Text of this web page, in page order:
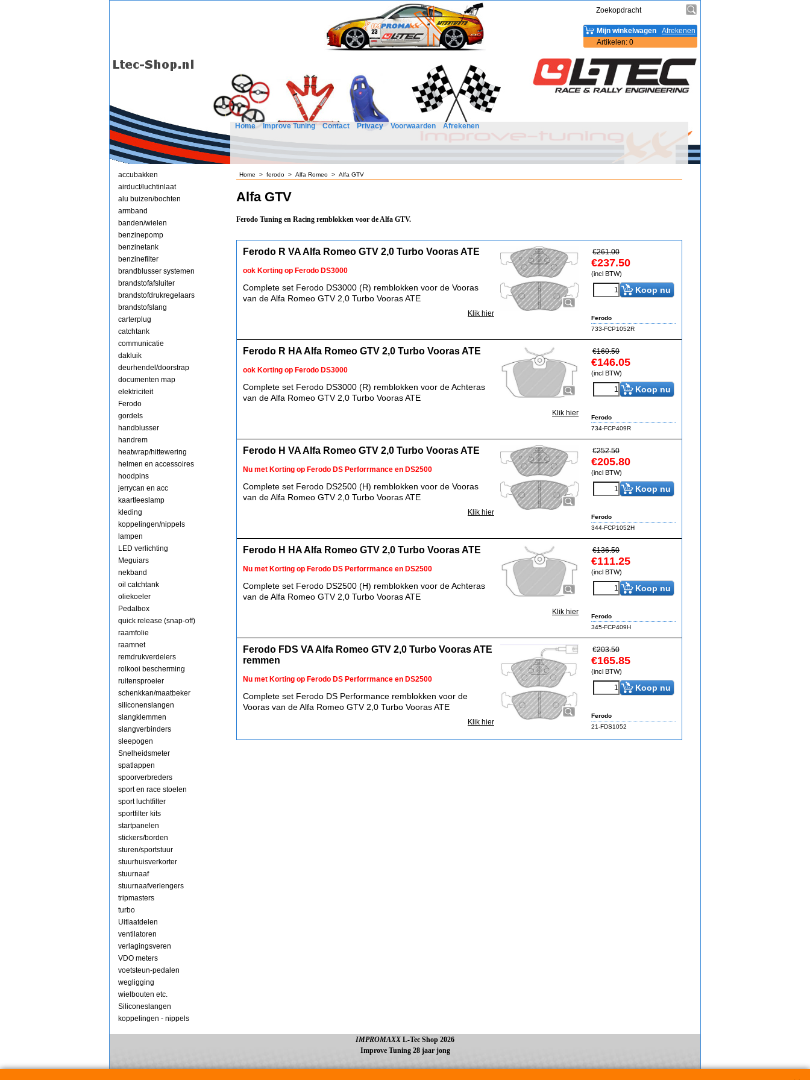
Afrekenen
Mijn winkelwagen
Artikelen: 0
Home Improve Tuning Contact Privacy Voorwaarden Afrekenen
accubakken
airduct/luchtinlaat
alu buizen/bochten
armband
banden/wielen
benzinepomp
benzinetank
benzinefilter
brandblusser systemen
brandstofafsluiter
brandstofdrukregelaars
brandstofslang
carterplug
catchtank
communicatie
dakluik
deurhendel/doorstrap
documenten map
elektriciteit
Ferodo
gordels
handblusser
handrem
heatwrap/hittewering
helmen en accessoires
hoodpins
jerrycan en acc
kaartleeslamp
kleding
koppelingen/nippels
lampen
LED verlichting
Meguiars
nekband
oil catchtank
oliekoeler
Pedalbox
quick release (snap-off)
raamfolie
raamnet
remdrukverdelers
rolkooi bescherming
ruitensproeier
schenkkan/maatbeker
siliconenslangen
slangklemmen
slangverbinders
sleepogen
Snelheidsmeter
spatlappen
spoorverbreders
sport en race stoelen
sport luchtfilter
sportfilter kits
startpanelen
stickers/borden
sturen/sportstuur
stuurhuisverkorter
stuurnaaf
stuurnaafverlengers
tripmasters
turbo
Uitlaatdelen
ventilatoren
verlagingsveren
VDO meters
voetsteun-pedalen
wegligging
wielbouten etc.
Siliconeslangen
koppelingen - nippels
Home > ferodo > Alfa Romeo > Alfa GTV
Alfa GTV
Ferodo Tuning en Racing remblokken voor de Alfa GTV.
€261.00
€237.50
(incl BTW)
Koop nu
Ferodo
733-FCP1052R
Ferodo R VA Alfa Romeo GTV 2,0 Turbo Vooras ATE
ook Korting op Ferodo DS3000
Complete set Ferodo DS3000 (R) remblokken voor de Vooras
van de Alfa Romeo GTV 2,0 Turbo Vooras ATE
Klik hier
€160.50
€146.05
(incl BTW)
Koop nu
Ferodo
734-FCP409R
Ferodo R HA Alfa Romeo GTV 2,0 Turbo Vooras ATE
ook Korting op Ferodo DS3000
Complete set Ferodo DS3000 (R) remblokken voor de Achteras
van de Alfa Romeo GTV 2,0 Turbo Vooras ATE
Klik hier
€252.50
€205.80
(incl BTW)
Koop nu
Ferodo
344-FCP1052H
Ferodo H VA Alfa Romeo GTV 2,0 Turbo Vooras ATE
Nu met Korting op Ferodo DS Perforrmance en DS2500
Complete set Ferodo DS2500 (H) remblokken voor de Vooras
van de Alfa Romeo GTV 2,0 Turbo Vooras ATE
Klik hier
€136.50
€111.25
(incl BTW)
Koop nu
Ferodo
345-FCP409H
Ferodo H HA Alfa Romeo GTV 2,0 Turbo Vooras ATE
Nu met Korting op Ferodo DS Perforrmance en DS2500
Complete set Ferodo DS2500 (H) remblokken voor de Achteras
van de Alfa Romeo GTV 2,0 Turbo Vooras ATE
Klik hier
€203.50
€165.85
(incl BTW)
Koop nu
Ferodo
21-FDS1052
Ferodo FDS VA Alfa Romeo GTV 2,0 Turbo Vooras ATE
remmen
Nu met Korting op Ferodo DS Perforrmance en DS2500
Complete set Ferodo DS Performance remblokken voor de
Vooras van de Alfa Romeo GTV 2,0 Turbo Vooras ATE
Klik hier
IMPROMAXX L-Tec Shop 2026
Improve Tuning 28 jaar jong